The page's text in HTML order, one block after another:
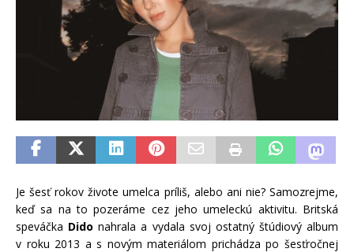
Je šesť rokov živote umelca príliš, alebo ani nie? Samozrejme,
keď sa na to pozeráme cez jeho umeleckú aktivitu. Britská
speváčka Dido nahrala a vydala svoj ostatný štúdiový album
v roku 2013 a s novým materiálom prichádza po šesťročnej